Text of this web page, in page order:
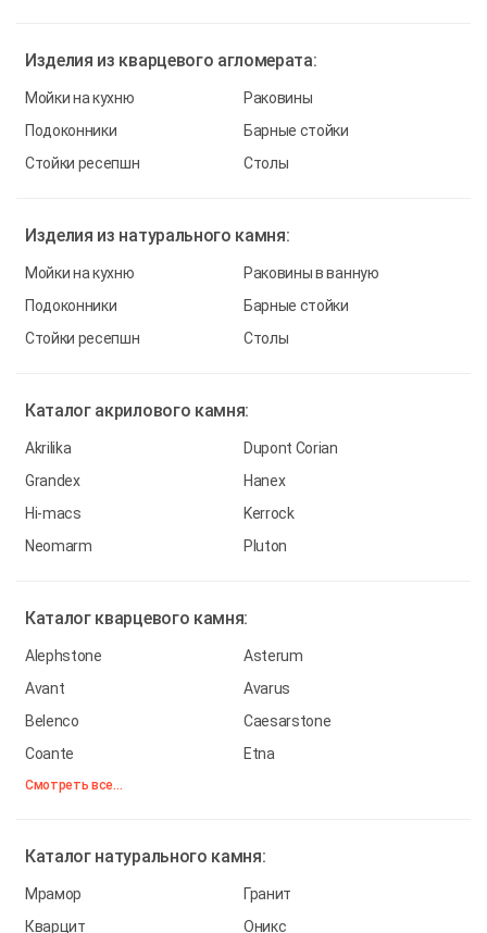
Изделия из кварцевого агломерата:
Мойки на кухню
Раковины
Подоконники
Барные стойки
Стойки ресепшн
Столы
Изделия из натурального камня:
Мойки на кухню
Раковины в ванную
Подоконники
Барные стойки
Стойки ресепшн
Столы
Каталог акрилового камня:
Akrilika
Dupont Corian
Grandex
Hanex
Hi-macs
Kerrock
Neomarm
Pluton
Каталог кварцевого камня:
Alephstone
Asterum
Avant
Avarus
Belenco
Caesarstone
Coante
Etna
Смотреть все...
Каталог натурального камня:
Мрамор
Гранит
Кварцит
Оникс